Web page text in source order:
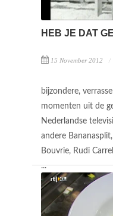
HEB JE DAT
15 November 2012
bijzondere,
momenten uit de
Nederlandse
andere
Bouvrie, Rudi
...